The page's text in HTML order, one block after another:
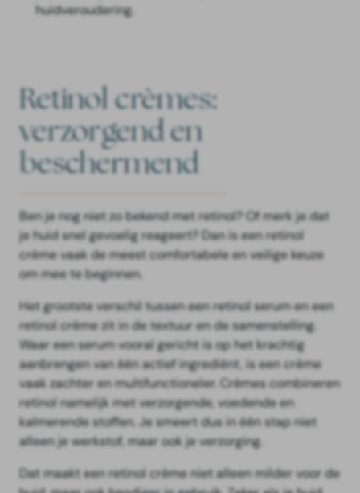
huidveroudering.
Retinol crèmes:
verzorgend en
beschermend
Ben je nog niet zo bekend met retinol? Of merk je dat
je huid snel gevoelig reageert? Dan is een retinol
crème vaak de meest comfortabele en veilige keuze
om mee te beginnen.
Het grootste verschil tussen een retinol serum en een
retinol crème zit in de textuur en de samenstelling.
Waar een serum vooral gericht is op het krachtig
aanbrengen van één actief ingrediënt, is een crème
vaak zachter en multifunctioneler. Crèmes combineren
retinol namelijk met verzorgende, voedende en
kalmerende stoffen. Je smeert dus in één stap niet
alleen je werkstof, maar ook je verzorging.
Dat maakt een retinol crème niet alleen milder voor de